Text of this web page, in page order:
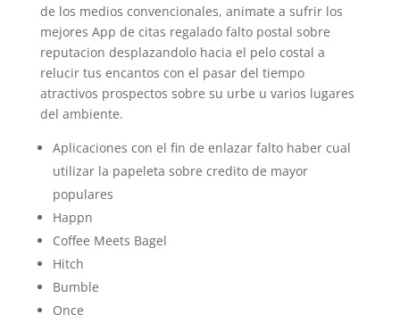
de los medios convencionales, animate a sufrir los
mejores App de citas regalado falto postal sobre
reputacion desplazandolo hacia el pelo costal a
relucir tus encantos con el pasar del tiempo
atractivos prospectos sobre su urbe u varios lugares
del ambiente.
Aplicaciones con el fin de enlazar falto haber cual
utilizar la papeleta sobre credito de mayor
populares
Happn
Coffee Meets Bagel
Hitch
Bumble
Once